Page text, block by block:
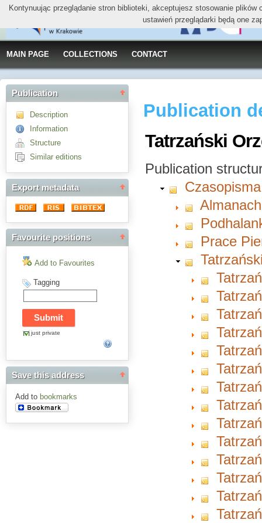
MAIN PAGE COLLECTIONS CONTACT
Publication
Description
Information
Structure
Similar editions
Export metadata
Favourite positions
Add to Favourites
Tagging
just private
Save this address
Add to bookmarks
Publication
Tatrzański
Publication
Czasopisma
Prace
Kontynuując przeglądanie stron biblioteki, akceptujesz stosowanie
ustawień przeglądarki będą one